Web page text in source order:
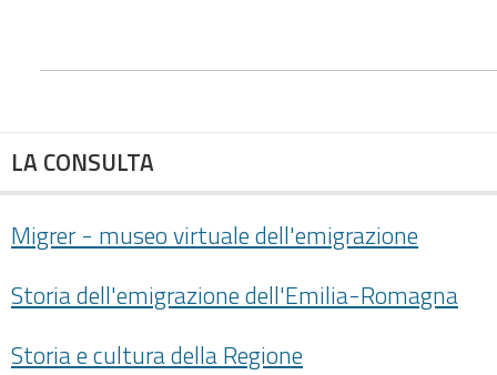
LA CONSULTA
Migrer - museo virtuale dell'emigrazione
Storia dell'emigrazione dell'Emilia-Romagna
Storia e cultura della Regione